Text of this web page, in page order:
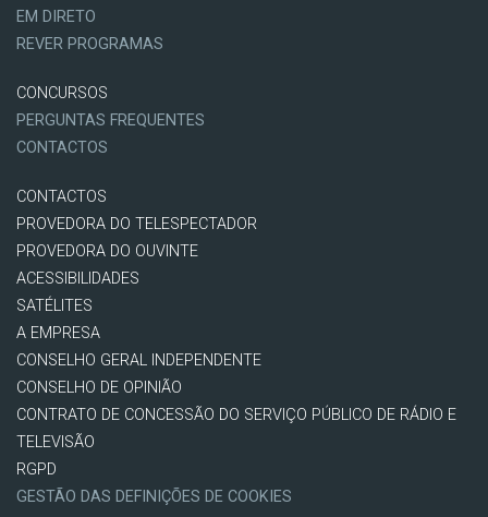
EM DIRETO
REVER PROGRAMAS
CONCURSOS
PERGUNTAS FREQUENTES
CONTACTOS
CONTACTOS
PROVEDORA DO TELESPECTADOR
PROVEDORA DO OUVINTE
ACESSIBILIDADES
SATÉLITES
A EMPRESA
CONSELHO GERAL INDEPENDENTE
CONSELHO DE OPINIÃO
CONTRATO DE CONCESSÃO DO SERVIÇO PÚBLICO DE RÁDIO E
TELEVISÃO
RGPD
GESTÃO DAS DEFINIÇÕES DE COOKIES